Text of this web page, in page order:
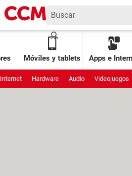
Móviles y tablets Apps e
Internet Hardware Audio Videojuegos